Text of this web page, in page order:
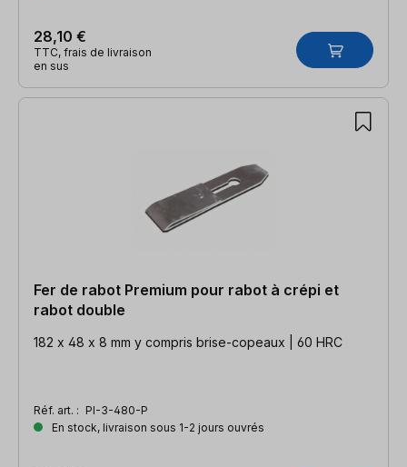
28,10 €
TTC, frais de livraison
en sus
Fer de rabot Premium pour rabot à crépi et
rabot double
182 x 48 x 8 mm y compris brise-copeaux | 60 HRC
Réf. art. : PI-3-480-P
En stock, livraison sous 1-2 jours ouvrés